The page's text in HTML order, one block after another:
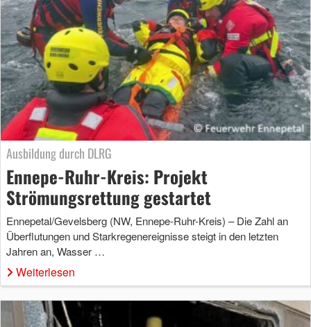
Ausbildung durch DLRG
Ennepe-Ruhr-Kreis: Projekt
Strömungsrettung gestartet
Ennepetal/Gevelsberg (NW, Ennepe-Ruhr-Kreis) – Die Zahl an
Überflutungen und Starkregenereignisse steigt in den letzten
Jahren an, Wasser …
Weiterlesen